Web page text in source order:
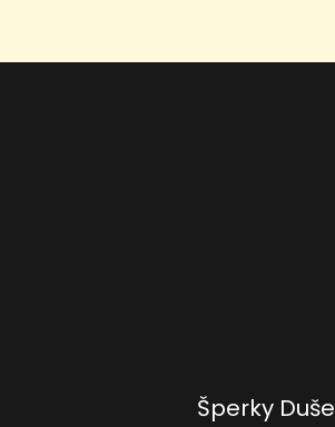
Šperky Duše